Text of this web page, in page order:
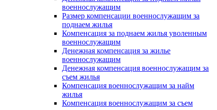
военнослужащим
Размер компенсации военнослужащим за
поднаем жилья
Компенсация за поднаем жилья уволенным
военнослужащим
Денежная компенсация за жилье
военнослужащим
Денежная компенсация военнослужащим за
съем жилья
Компенсация военнослужащим за найм
жилья
Компенсация военнослужащим за съем